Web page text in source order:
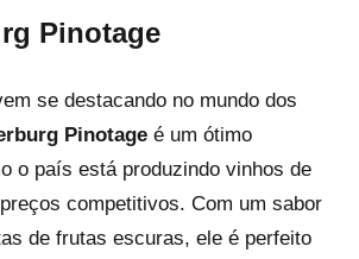
Pinotage
se destacando no mundo dos
Pinotage é um ótimo
o país está produzindo vinhos de
competitivos. Com um sabor
de frutas escuras, ele é perfeito